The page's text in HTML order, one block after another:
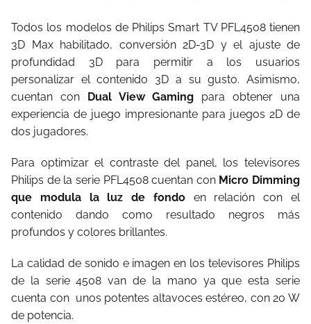
Todos los modelos de Philips Smart TV PFL4508 tienen
3D Max habilitado, conversión 2D-3D y el ajuste de
profundidad 3D para permitir a los usuarios
personalizar el contenido 3D a su gusto. Asimismo,
cuentan conDual View Gaming para obtener una
experiencia de juego impresionante para juegos 2D de
dos jugadores.
Para optimizar el contraste del panel, los televisores
Philips de la serie PFL4508 cuentan con Micro Dimming
que modula la luz de fondoen relación con el
contenido dando como resultado negros más
profundos y colores brillantes.
La calidad de sonido e imagen en los televisores Philips
de la serie 4508 van de la mano ya que esta serie
cuenta con unos potentes altavoces estéreo, con 20 W
de potencia.